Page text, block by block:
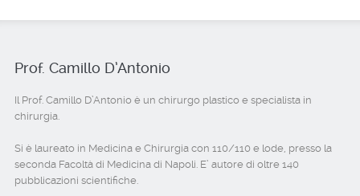
Prof. Camillo D’Antonio
Il Prof. Camillo D’Antonio è un chirurgo plastico e specialista in
chirurgia.
Si è laureato in Medicina e Chirurgia con 110/110 e lode, presso la
seconda Facoltà di Medicina di Napoli. E’ autore di oltre 140
pubblicazioni scientifiche.